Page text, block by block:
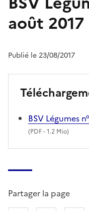
août 2017
Publié le 23/08/2017
BSV Légumes
(PDF- 1.2 Mio)
Partager la page